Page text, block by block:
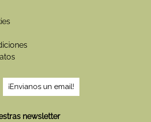
¡Envianos un email!
newsletter